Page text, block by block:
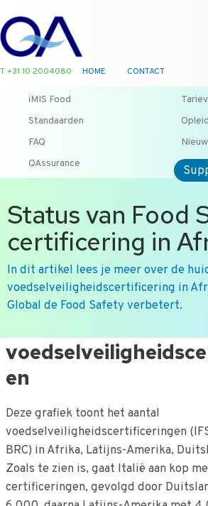
T +31 10 2004080 HOME CONTACT
iMIS Food
Standaarden
FAQ
QAssurance
Status van Food
certificering in
In dit artikel lees je meer over de
voedselveiligheidscertificering in
Global de Food Safety verbetert.
naar
deen
Deze grafiek toont het aantal
voedselveiligheidscertificeringen
BRC) in Afrika, Latijns-Amerika,
Zoals te zien is, gaat Italië aan kop
certificeringen, gevolgd door